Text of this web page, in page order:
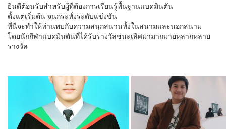
ยินดีต้อนรับสำหรับผู้ที่ต้องการเรียนรู้พื้นฐานแบดมินตัน
ตั้งแต่เริ่มต้น จนกระทั่งระดับแข่งขัน
ที่นี่จะทำให้ท่านพบกับความสนุกสนานทั้งในสนามและนอกสนาม
โดยนักกีฬาแบดมินตันที่ได้รับรางวัลชนะเลิศมามากมายหลากหลาย
รางวัล